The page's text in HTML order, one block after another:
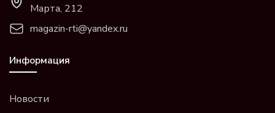
Марта, 212
magazin-rti@yandex.ru
Информация
Новости